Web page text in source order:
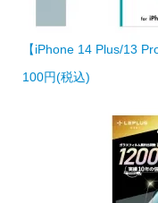
【iPhone 14 Plus/13
100円(税込)